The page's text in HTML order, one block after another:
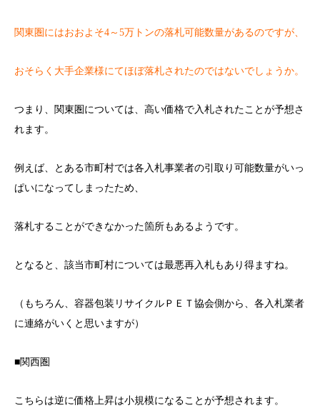
関東圏にはおおよそ4～5万トンの落札可能数量があるのですが、
おそらく大手企業様にてほぼ落札されたのではないでしょうか。
つまり、関東圏については、高い価格で入札されたことが予想さ
れます。
例えば、とある市町村では各入札事業者の引取り可能数量がいっ
ぱいになってしまったため、
落札することができなかった箇所もあるようです。
となると、該当市町村については最悪再入札もあり得ますね。
（もちろん、容器包装リサイクルＰＥＴ協会側から、各入札業者
に連絡がいくと思いますが）
■関西圏
こちらは逆に価格上昇は小規模になることが予想されます。